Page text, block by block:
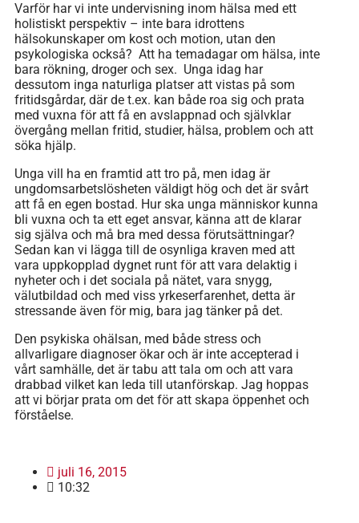
Varför har vi inte undervisning inom hälsa med ett
holistiskt perspektiv – inte bara idrottens
hälsokunskaper om kost och motion, utan den
psykologiska också? Att ha temadagar om hälsa, inte
bara rökning, droger och sex. Unga idag har
dessutom inga naturliga platser att vistas på som
fritidsgårdar, där de t.ex. kan både roa sig och prata
med vuxna för att få en avslappnad och självklar
övergång mellan fritid, studier, hälsa, problem och att
söka hjälp.
Unga vill ha en framtid att tro på, men idag är
ungdomsarbetslösheten väldigt hög och det är svårt
att få en egen bostad. Hur ska unga människor kunna
bli vuxna och ta ett eget ansvar, känna att de klarar
sig själva och må bra med dessa förutsättningar?
Sedan kan vi lägga till de osynliga kraven med att
vara uppkopplad dygnet runt för att vara delaktig i
nyheter och i det sociala på nätet, vara snygg,
välutbildad och med viss yrkeserfarenhet, detta är
stressande även för mig, bara jag tänker på det.
Den psykiska ohälsan, med både stress och
allvarligare diagnoser ökar och är inte accepterad i
vårt samhälle, det är tabu att tala om och att vara
drabbad vilket kan leda till utanförskap. Jag hoppas
att vi börjar prata om det för att skapa öppenhet och
förståelse.
juli 16, 2015
10:32